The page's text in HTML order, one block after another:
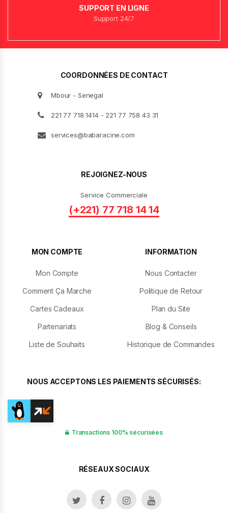
SUPPORT EN LIGNE
Support 24/7
COORDONNÉES DE CONTACT
Mbour - Senegal
221 77 718 1414 - 221 77 758 43 31
services@babaracine.com
REJOIGNEZ-NOUS
Service Commerciale
(+221) 77 718 14 14
MON COMPTE
Mon Compte
Comment Ça Marche
Cartes Cadeaux
Partenariats
Liste de Souhaits
INFORMATION
Nous Contacter
Politique de Retour
Plan du Site
Blog & Conseils
Historique de Commandes
NOUS ACCEPTONS LES PAIEMENTS SÉCURISÉS:
Transactions 100% sécurisées
RÉSEAUX SOCIAUX